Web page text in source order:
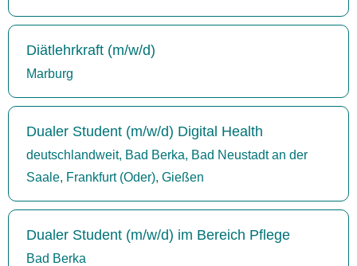
Diätlehrkraft (m/w/d)
Marburg
Dualer Student (m/w/d) Digital Health
deutschlandweit, Bad Berka, Bad Neustadt an der
Saale, Frankfurt (Oder), Gießen
Dualer Student (m/w/d) im Bereich Pflege
Bad Berka